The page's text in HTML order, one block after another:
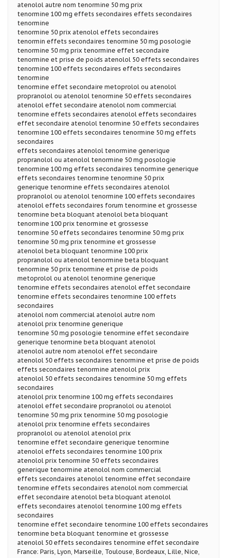
atenolol autre nom tenormine 50 mg prix
tenormine 100 mg effets secondaires effets secondaires
tenormine
tenormine 50 prix atenolol effets secondaires
tenormin effets secondaires tenormine 50 mg posologie
tenormine 50 mg prix tenormine effet secondaire
tenormine et prise de poids atenolol 50 effets secondaires
tenormine 100 effets secondaires effets secondaires
tenormine
tenormine effet secondaire metoprolol ou atenolol
propranolol ou atenolol tenormine 50 effets secondaires
atenolol effet secondaire atenolol nom commercial
tenormine effets secondaires atenolol effets secondaires
effet secondaire atenolol tenormine 50 effets secondaires
tenormine 100 effets secondaires tenormine 50 mg effets
secondaires
effets secondaires atenolol tenormine generique
propranolol ou atenolol tenormine 50 mg posologie
tenormine 100 mg effets secondaires tenormine generique
effets secondaires tenormine tenormine 50 prix
generique tenormine effets secondaires atenolol
propranolol ou atenolol tenormine 100 effets secondaires
atenolol effets secondaires forum tenormine et grossesse
tenormine beta bloquant atenolol beta bloquant
tenormine 100 prix tenormine et grossesse
tenormine 50 effets secondaires tenormine 50 mg prix
tenormine 50 mg prix tenormine et grossesse
atenolol beta bloquant tenormine 100 prix
propranolol ou atenolol tenormine beta bloquant
tenormine 50 prix tenormine et prise de poids
metoprolol ou atenolol tenormine generique
tenormine effets secondaires atenolol effet secondaire
tenormine effets secondaires tenormine 100 effets
secondaires
atenolol nom commercial atenolol autre nom
atenolol prix tenormine generique
tenormine 50 mg posologie tenormine effet secondaire
generique tenormine beta bloquant atenolol
atenolol autre nom atenolol effet secondaire
atenolol 50 effets secondaires tenormine et prise de poids
effets secondaires tenormine atenolol prix
atenolol 50 effets secondaires tenormine 50 mg effets
secondaires
atenolol prix tenormine 100 mg effets secondaires
atenolol effet secondaire propranolol ou atenolol
tenormine 50 mg prix tenormine 50 mg posologie
atenolol prix tenormine effets secondaires
propranolol ou atenolol atenolol prix
tenormine effet secondaire generique tenormine
atenolol effets secondaires tenormine 100 prix
atenolol prix tenormine 50 effets secondaires
generique tenormine atenolol nom commercial
effets secondaires atenolol tenormine effet secondaire
tenormine effets secondaires atenolol nom commercial
effet secondaire atenolol beta bloquant atenolol
effets secondaires atenolol tenormine 100 mg effets
secondaires
tenormine effet secondaire tenormine 100 effets secondaires
tenormine beta bloquant tenormine et grossesse
atenolol 50 effets secondaires tenormine effet secondaire
France: Paris, Lyon, Marseille, Toulouse, Bordeaux, Lille, Nice,